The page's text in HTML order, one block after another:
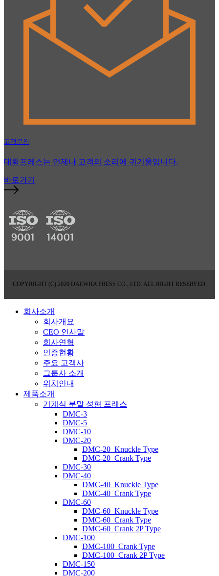
고객문의
대화프레스는 언제나 고객의 소리에 귀기울입니다.
바로가기
COPYRIGHT (C) 2020 DAEWHA PRESS CO., LTD. ALL RIGHT RESERVED.
회사소개
회사개요
CEO 인사말
회사연혁
인증현황
주요 고객사
그룹사 소개
위치안내
제품소개
기계식 분말 성형 프레스
DMC-3
DMC-5
DMC-10
DMC-20
DMC-20_Knuckle Type
DMC-20_Crank Type
DMC-30
DMC-40
DMC-40_Knuckle Type
DMC-40_Crank Type
DMC-60
DMC-60_Knuckle Type
DMC-60_Crank Type
DMC-60_Crank 2P Type
DMC-100
DMC-100_Crank Type
DMC-100_Crank 2P Type
DMC-150
DMC-200